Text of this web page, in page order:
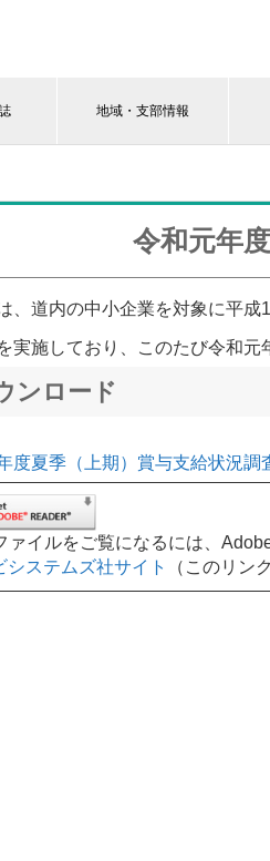
地域・支部情報
令和元年
、道内の中小企業を対象に平
実施しており、このたび令和元
ンロード
度夏季（上期）賞与支給状況調
ァイルをご覧になるには、
システムズ社サイト
（このリン